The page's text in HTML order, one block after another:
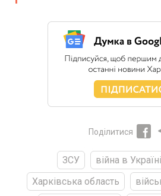
Поділитися
ЗСУ війна в Україні
Харківська область